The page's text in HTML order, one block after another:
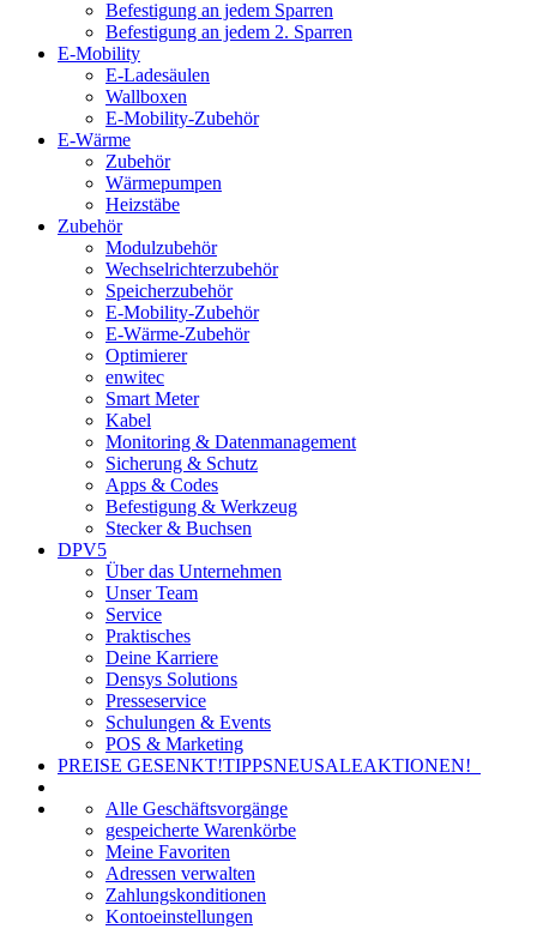
Befestigung an jedem Sparren
Befestigung an jedem 2. Sparren
E-Mobility
E-Ladesäulen
Wallboxen
E-Mobility-Zubehör
E-Wärme
Zubehör
Wärmepumpen
Heizstäbe
Zubehör
Modulzubehör
Wechselrichterzubehör
Speicherzubehör
E-Mobility-Zubehör
E-Wärme-Zubehör
Optimierer
enwitec
Smart Meter
Kabel
Monitoring & Datenmanagement
Sicherung & Schutz
Apps & Codes
Befestigung & Werkzeug
Stecker & Buchsen
DPV5
Über das Unternehmen
Unser Team
Service
Praktisches
Deine Karriere
Densys Solutions
Presseservice
Schulungen & Events
POS & Marketing
PREISE GESENKT!TIPPSNEUSALEAKTIONEN!
Alle Geschäftsvorgänge
gespeicherte Warenkörbe
Meine Favoriten
Adressen verwalten
Zahlungskonditionen
Kontoeinstellungen